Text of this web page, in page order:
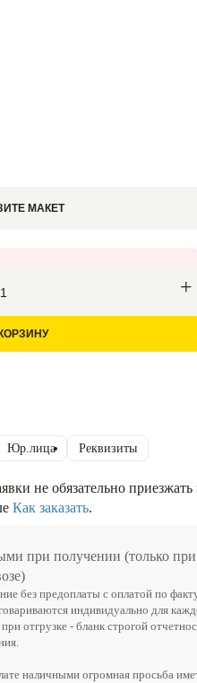
МАКЕТ
Юр.лица Реквизиты
не обязательно
Как заказать.
при получении (только при
без предоплаты с оплатой по
индивидуально для
отгрузке - бланк строгой
наличными огромная просьба